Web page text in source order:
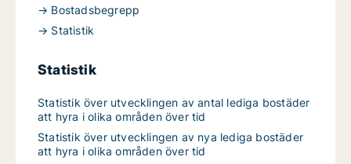
→ Bostadsbegrepp
→ Statistik
Statistik
Statistik över utvecklingen av antal lediga bostäder
att hyra i olika områden över tid
Statistik över utvecklingen av nya lediga bostäder
att hyra i olika områden över tid